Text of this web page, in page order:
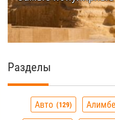
Разделы
Авто 129